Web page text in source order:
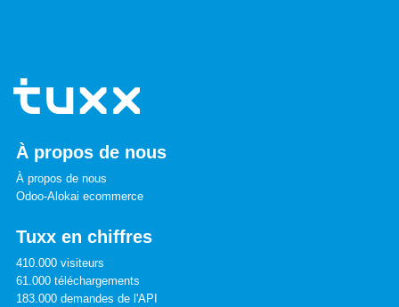
À propos de nous
À propos de nous
Odoo-Alokai ecommerce
Tuxx en chiffres
410.000 visiteurs
61.000 téléchargements
183.000 demandes de l'API